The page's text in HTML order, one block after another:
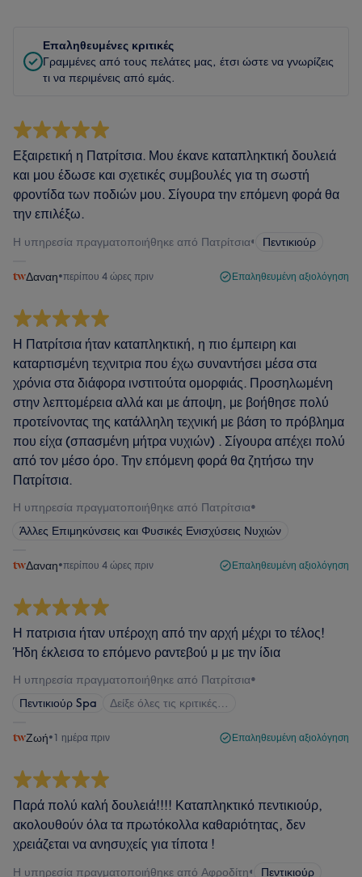
Επαληθευμένες κριτικές
Γραμμένες από τους πελάτες μας, έτσι ώστε να γνωρίζεις
τι να περιμένεις από εμάς.
Εξαιρετική η Πατρίτσια. Μου έκανε καταπληκτική δουλειά
και μου έδωσε και σχετικές συμβουλές για τη σωστή
φροντίδα των ποδιών μου. Σίγουρα την επόμενη φορά θα
την επιλέξω.
Η υπηρεσία πραγματοποιήθηκε από Πατρίτσια• Πεντικιούρ
Δαναη•περίπου 4 ώρες πριν Επαληθευμένη αξιολόγηση
Η Πατρίτσια ήταν καταπληκτική, η πιο έμπειρη και
καταρτισμένη τεχνιτρια που έχω συναντήσει μέσα στα
χρόνια στα διάφορα ινστιτούτα ομορφιάς. Προσηλωμένη
στην λεπτομέρεια αλλά και με άποψη, με βοήθησε πολύ
προτείνοντας της κατάλληλη τεχνική με βάση το πρόβλημα
που είχα (σπασμένη μήτρα νυχιών) . Σίγουρα απέχει πολύ
από τον μέσο όρο. Την επόμενη φορά θα ζητήσω την
Πατρίτσια.
Η υπηρεσία πραγματοποιήθηκε από Πατρίτσια•
Άλλες Επιμηκύνσεις και Φυσικές Ενισχύσεις Νυχιών
Δαναη•περίπου 4 ώρες πριν Επαληθευμένη αξιολόγηση
Η πατρισια ήταν υπέροχη από την αρχή μέχρι το τέλος!
Ήδη έκλεισα το επόμενο ραντεβού μ με την ίδια
Η υπηρεσία πραγματοποιήθηκε από Πατρίτσια•
Πεντικιούρ Spa
Δείξε όλες τις κριτικές…
Ζωή•1 ημέρα πριν Επαληθευμένη αξιολόγηση
Παρά πολύ καλή δουλειά!!!! Καταπληκτικό πεντικιούρ,
ακολουθούν όλα τα πρωτόκολλα καθαριότητας, δεν
χρειάζεται να ανησυχείς για τίποτα !
Η υπηρεσία πραγματοποιήθηκε από Αφροδίτη• Πεντικιούρ